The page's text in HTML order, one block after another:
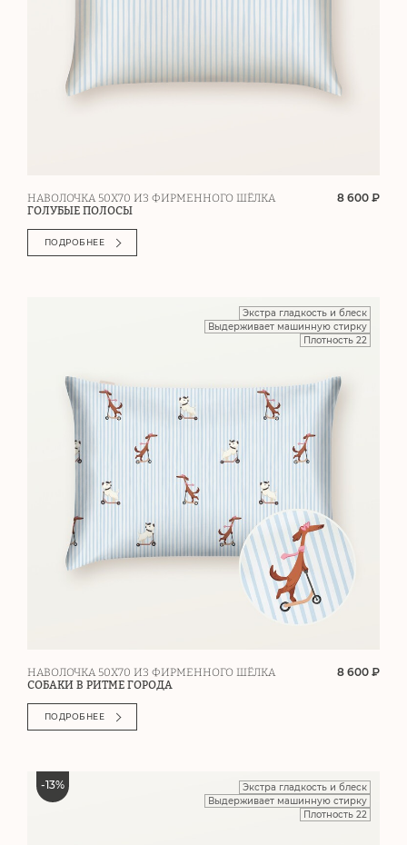
НАВОЛОЧКА 50Х70 ИЗ ФИРМЕННОГО ШЁЛКА
ГОЛУБЫЕ ПОЛОСЫ
8 600 ₽
ПОДРОБНЕЕ
Экстра гладкость и блеск
Выдерживает машинную стирку
Плотность 22
НАВОЛОЧКА 50Х70 ИЗ ФИРМЕННОГО ШЁЛКА
СОБАКИ В РИТМЕ ГОРОДА
8 600 ₽
ПОДРОБНЕЕ
-13%
Экстра гладкость и блеск
Выдерживает машинную стирку
Плотность 22